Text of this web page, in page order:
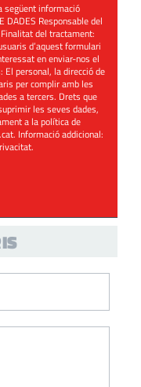
següent informació
DADES Responsable del
del tractament:
d’aquest formulari
en enviar-nos el
personal, la direcció de
per complir amb les
a tercers. Drets que
les seves dades,
a la política de
. Informació addicional:
.